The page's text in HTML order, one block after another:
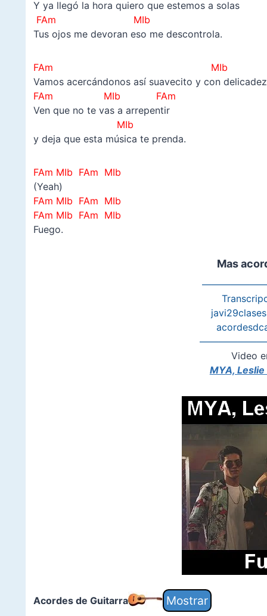
Y ya llegó la hora quiero que estemos a solas
FAm MIb
Tus ojos me devoran eso me descontrola.
FAm MIb
Vamos acercándonos así suavecito y con
FAm MIb FAm
Ven que no te vas a arrepentir
MIb
y deja que esta música te prenda.
FAm MIb FAm MIb
(Yeah)
FAm MIb FAm MIb
FAm MIb FAm MIb
Fuego.
Mas
Video
MYA, Leslie
Acordes de Guitarra